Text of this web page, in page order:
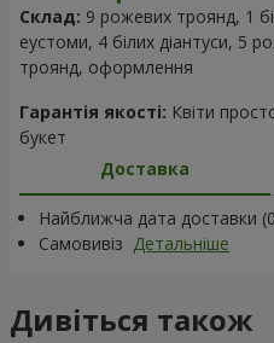
Склад: 9 рожевих троянд, 1
еустоми, 4 білих діантуси, 5
троянд, оформлення
Гарантія якості: Квіти
букет
Доставка
Найближча дата доставки
Самовивіз Детальніше
Дивіться також